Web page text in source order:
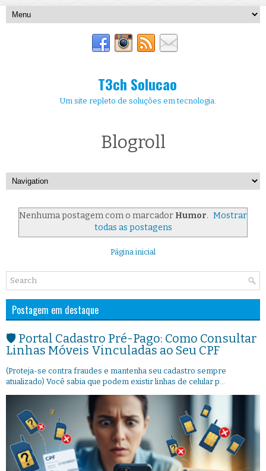
T3ch Solucao
Um site repleto de soluções em tecnologia.
Blogroll
Nenhuma postagem com o marcador Humor. Mostrar
todas as postagens
Página inicial
Postagem em destaque
🛡️ Portal Cadastro Pré-Pago: Como Consultar
Linhas Móveis Vinculadas ao Seu CPF
(Proteja-se contra fraudes e mantenha seu cadastro sempre
atualizado) Você sabia que podem existir linhas de celular p...